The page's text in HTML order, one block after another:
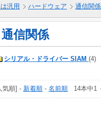
汎用 ハードウェア 通信関係
通信関係
シリアル・ドライバー SIAM (4)
気順] - 新着順 - 名前順 14本中1